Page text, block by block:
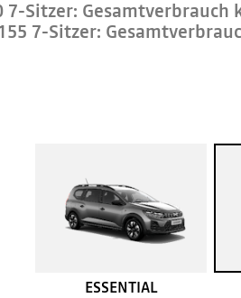
7-Sitzer:
7-Sitzer:
ESSENTIAL